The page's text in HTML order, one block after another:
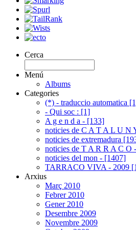
Cerca
Menú
Albums
Categories
(*) - traduccio automatica
- Qui soc : [1]
A g e n d a - [133]
noticies de C A T A L U N
noticies de extremadura
noticies de T A R R A C O
noticies del mon - [1407]
TARRACO VIVA - 2009
Arxius
Març 2010
Febrer 2010
Gener 2010
Desembre 2009
Novembre 2009